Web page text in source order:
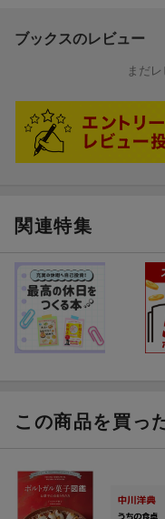
ブックスのレビュー
まだ
関連特集
この商品を買っ